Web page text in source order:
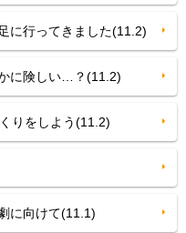
に行ってきました(11.2)
に険しい…？(11.2)
りをしよう(11.2)
に向けて(11.1)